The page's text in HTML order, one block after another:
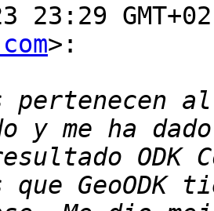
23:29
>:
pertenecen